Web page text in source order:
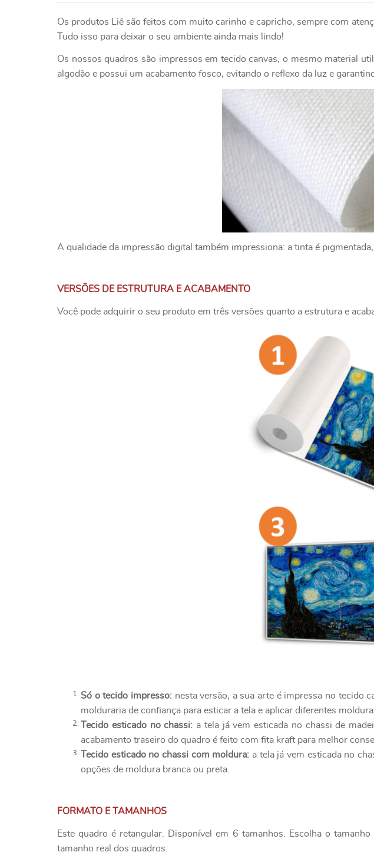
Os produtos Liê são feitos com muito carinho e capricho, sempre com
Tudo isso para deixar o seu ambiente ainda mais lindo!
Os nossos quadros são impressos em tecido canvas, o mesmo material
algodão e possui um acabamento fosco, evitando o reflexo da luz e
A qualidade da impressão digital também impressiona: a tinta é
VERSÕES DE ESTRUTURA E ACABAMENTO
Você pode adquirir o seu produto em três versões quanto a estrutura e
Só o tecido impresso:nesta versão, a sua arte é impressa no tecido
molduraria de confiança para esticar a tela e aplicar diferentes
Tecido esticado no chassi: a tela já vem esticada no chassi de
acabamento traseiro do quadro é feito com fita kraft para melhor
Tecido esticado no chassi com moldura: a tela já vem esticada no
opções de moldura branca ou preta.
FORMATO E TAMANHOS
Este quadro é retangular. Disponível em 6 tamanhos. Escolha o
tamanho real dos quadros: